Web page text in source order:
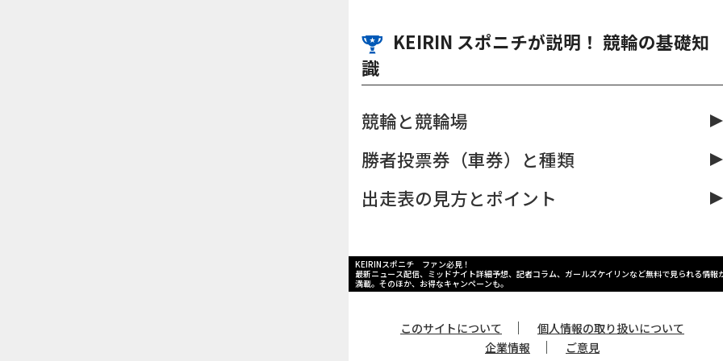
KEIRIN スポニチが説明！ 競輪の基礎知
識
競輪と競輪場
勝者投票券（車券）と種類
出走表の見方とポイント
KEIRINスポニチ ファン必見！
最新ニュース配信、ミッドナイト詳細予想、記者コラム、ガールズケイリンなど無料で見られる情報
満載。そのほか、お得なキャンペーンも。
このサイトについて ｜
個人情報の取り扱いについて
企業情報
｜ ご意見